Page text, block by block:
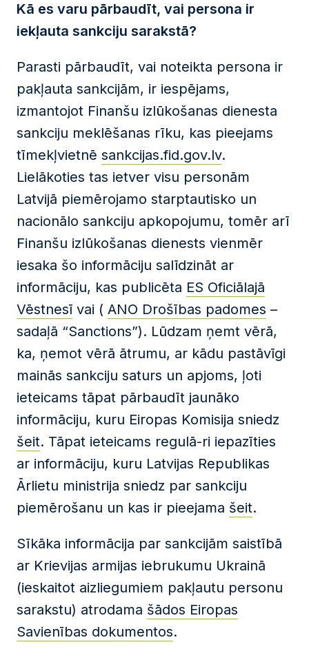
Kā es varu pārbaudīt, vai persona ir
iekļauta sankciju sarakstā?
Parasti pārbaudīt, vai noteikta persona ir
pakļauta sankcijām, ir iespējams,
izmantojot Finanšu izlūkošanas dienesta
sankciju meklēšanas rīku, kas pieejams
tīmekļvietnē sankcijas.fid.gov.lv.
Lielākoties tas ietver visu personām
Latvijā piemērojamo starptautisko un
nacionālo sankciju apkopojumu, tomēr arī
Finanšu izlūkošanas dienests vienmēr
iesaka šo informāciju salīdzināt ar
informāciju, kas publicēta ES Oficiālajā
Vēstnesī vai ( ANO Drošības padomes –
sadaļā “Sanctions”). Lūdzam ņemt vērā,
ka, ņemot vērā ātrumu, ar kādu pastāvīgi
mainās sankciju saturs un apjoms, ļoti
ieteicams tāpat pārbaudīt jaunāko
informāciju, kuru Eiropas Komisija sniedz
šeit. Tāpat ieteicams regulā-ri iepazīties
ar informāciju, kuru Latvijas Republikas
Ārlietu ministrija sniedz par sankciju
piemērošanu un kas ir pieejama šeit.
Sīkāka informācija par sankcijām saistībā
ar Krievijas armijas iebrukumu Ukrainā
(ieskaitot aizliegumiem pakļautu personu
sarakstu) atrodama šādos Eiropas
Savienības dokumentos.